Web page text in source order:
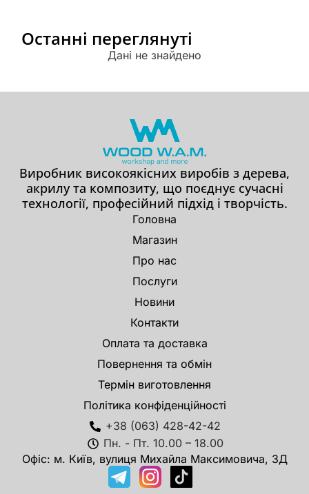
Останні переглянуті
Дані не знайдено
Виробник високоякісних виробів з дерева,
акрилу та композиту, що поєднує сучасні
технології, професійний підхід і творчість.
Головна
Магазин
Про нас
Послуги
Новини
Контакти
Оплата та доставка
Повернення та обмін
Термін виготовлення
Політика конфіденційності
+38 (063) 428-42-42
Пн. - Пт. 10.00 – 18.00
Офіс: м. Київ, вулиця Михайла Максимовича, 3Д